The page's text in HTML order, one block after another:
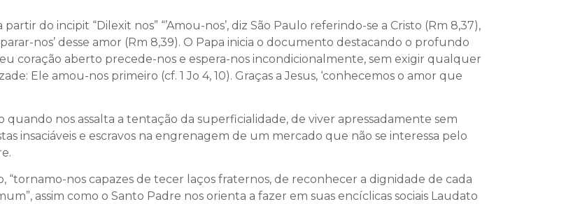
do incipit “Dilexit nos” “’Amou-nos’, diz São Paulo referindo-se a Cristo (Rm 8,37),
nos’ desse amor (Rm 8,39). O Papa inicia o documento destacando o profundo
coração aberto precede-nos e espera-nos incondicionalmente, sem exigir qualquer
Ele amou-nos primeiro (cf. 1 Jo 4, 10). Graças a Jesus, ‘conhecemos o amor que
quando nos assalta a tentação da superficialidade, de viver apressadamente sem
insaciáveis e escravos na engrenagem de um mercado que não se interessa pelo
“tornamo-nos capazes de tecer laços fraternos, de reconhecer a dignidade de cada
assim como o Santo Padre nos orienta a fazer em suas encíclicas sociais Laudato